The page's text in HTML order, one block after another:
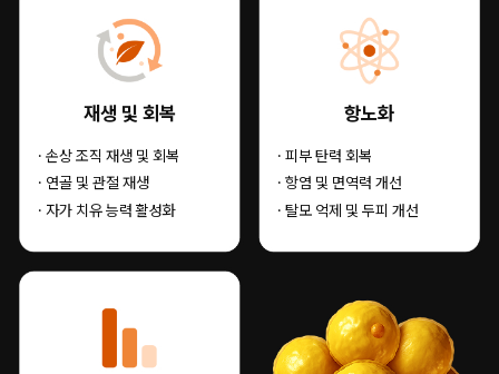
재생 및 회복
· 손상 조직 재생 및 회복
· 연골 및 관절 재생
· 자가 치유 능력 활성화
항노화
· 피부 탄력 회복
· 항염 및 면역력 개선
· 탈모 억제 및 두피 개선